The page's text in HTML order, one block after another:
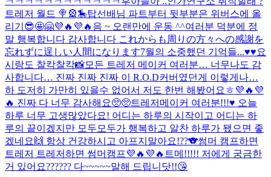
트레저 월드 🍭🎡🎠탑선배님 파트부터 뒷부분은 위버스에 올
리기😎🤩🤗💜🔥💜🔥 음 ~ 오랜만에 운동 ^^여러분 덕분에 정
말 행복합니다 감사합니다 これからも周りの方々への感謝を
忘れずに逞しい人間になります7월의 소중했던 기억들...♥️♥️요
시랑도 찰칵찰칵📸모든 트레저 메이커 여러분… 너무나도 감
사합니다… 진짜 진짜 진짜 이 R.O.D커버였던게 이렇게나…
하 도저히 가만히 있을수 없어서 저도 한번 해봤어요ㅎ💜🔥💜
🔥 진짜 다 너무 감사해요🥺🥺트레저메이커 여러분!!!♥️ 오늘
하루 너무 고생많았다요! 어디는 하루의 시작이고 어디는 하
루의 끝이겠지만 모두모두가 행복하고 알찬 하루가 됐으면 좋
겠네요🙌 항상 건강하시고 아프지말아요!??🐨썸머 캠프하면
트레저 트레저하면 썸머캠프💜🔥💜🔥 트메!!!!! 저에게 궁금한
거 있어요?????? 다~~~~~말해 드립니닷!!😘